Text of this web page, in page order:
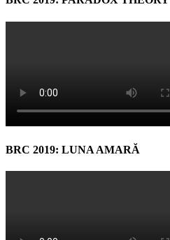
BRC 2019: LUNA AMARĂ